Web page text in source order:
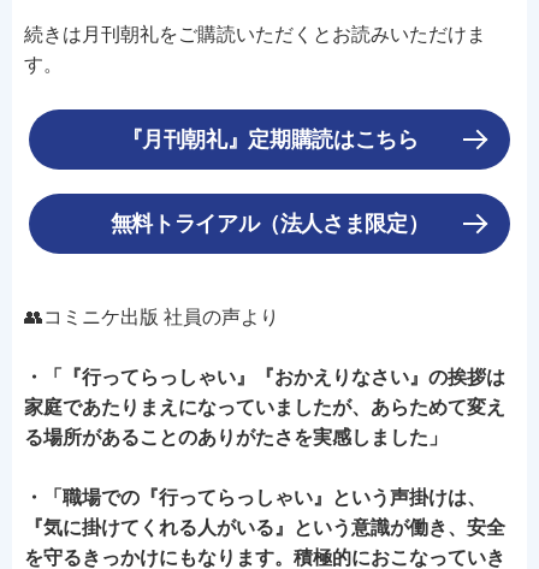
続きは月刊朝礼をご購読いただくとお読みいただけま
す。
『月刊朝礼』定期購読はこちら
無料トライアル（法人さま限定）
👥コミニケ出版 社員の声より
・「『行ってらっしゃい』『おかえりなさい』の挨拶は
家庭であたりまえになっていましたが、あらためて変え
る場所があることのありがたさを実感しました」
・「職場での『行ってらっしゃい』という声掛けは、
『気に掛けてくれる人がいる』という意識が働き、安全
を守るきっかけにもなります。積極的におこなっていき